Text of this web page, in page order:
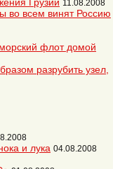
Грузии 11.08.2008
во всем винят Россию
флот домой
разрубить узел,
и лука 04.08.2008